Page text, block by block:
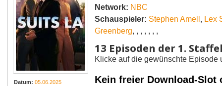
Datum: 05.06.2025
Network: NBC
Schauspieler: Stephen Amell , Lex
Greenberg, , , , , , ,
13 Episoden der 1.
Klicke auf die gewünschte
Kein freier Download-Slot